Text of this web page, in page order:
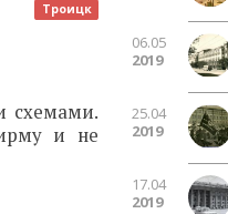
Троицк
схемами.
и не
06.05
2019
25.04
2019
17.04
2019